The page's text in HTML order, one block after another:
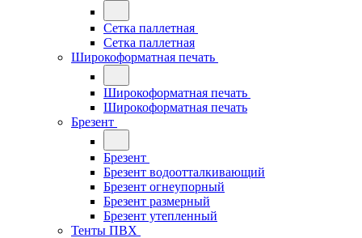
Сетка паллетная
Сетка паллетная
Широкоформатная печать
Широкоформатная печать
Широкоформатная печать
Брезент
Брезент
Брезент водоотталкивающий
Брезент огнеупорный
Брезент размерный
Брезент утепленный
Тенты ПВХ